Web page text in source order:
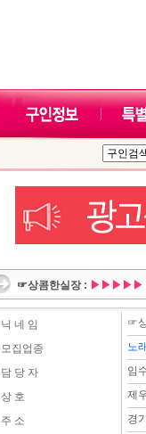
☞상콤한실장 : ▶▶▶▶▶
닉 네 임
모집업종
담 당 자
상 호
주 소
☞
노
임
제
경